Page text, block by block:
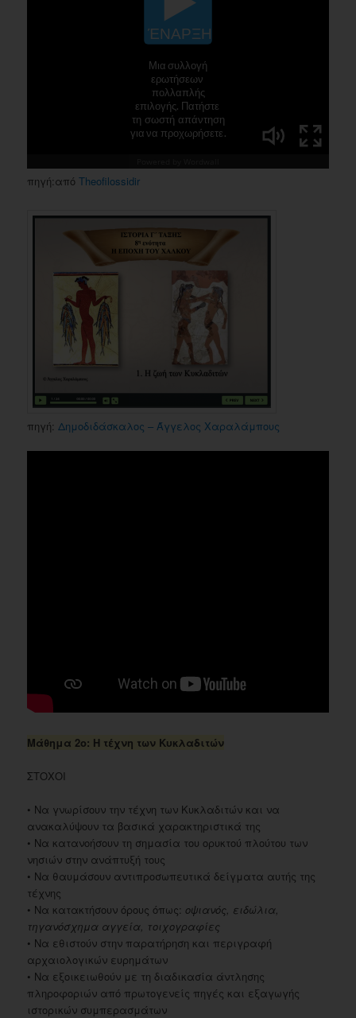
πηγή:απόTheofilossidir
πηγή:Δημοδιδάσκαλος – Άγγελος Χαραλάμπους
Μάθημα 2ο: Η τέχνη των Κυκλαδιτών
ΣΤΟΧΟΙ
• Να γνωρίσουν την τέχνη των Κυκλαδιτών και να
ανακαλύψουν τα βασικά χαρακτηριστικά της
• Να κατανοήσουν τη σημασία του ορυκτού πλούτου των
νησιών στην ανάπτυξή τους
• Να θαυμάσουν αντιπροσωπευτικά δείγματα αυτής της
τέχνης
• Να κατακτήσουν όρους όπως: οψιανός, ειδώλια,
τηγανόσχημα αγγεία, τοιχογραφίες
• Να εθιστούν στην παρατήρηση και περιγραφή
αρχαιολογικών ευρημάτων
• Να εξοικειωθούν με τη διαδικασία άντλησης
πληροφοριών από πρωτογενείς πηγές και εξαγωγής
ιστορικών συμπερασμάτων